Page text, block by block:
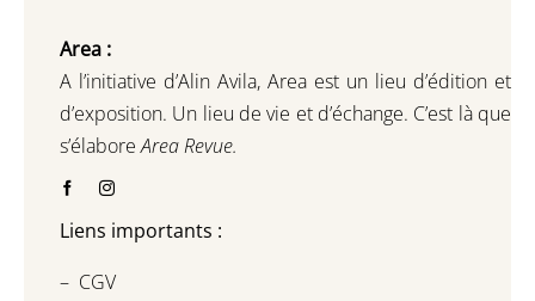
Area :
A l’initiative d’Alin Avila, Area est un lieu d’édition et
d’exposition. Un lieu de vie et d’échange. C’est là que
s’élaboreArea Revue.
Liens importants :
– CGV